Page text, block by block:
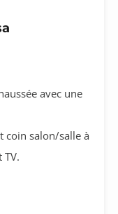
avec une
coin salon/salle à